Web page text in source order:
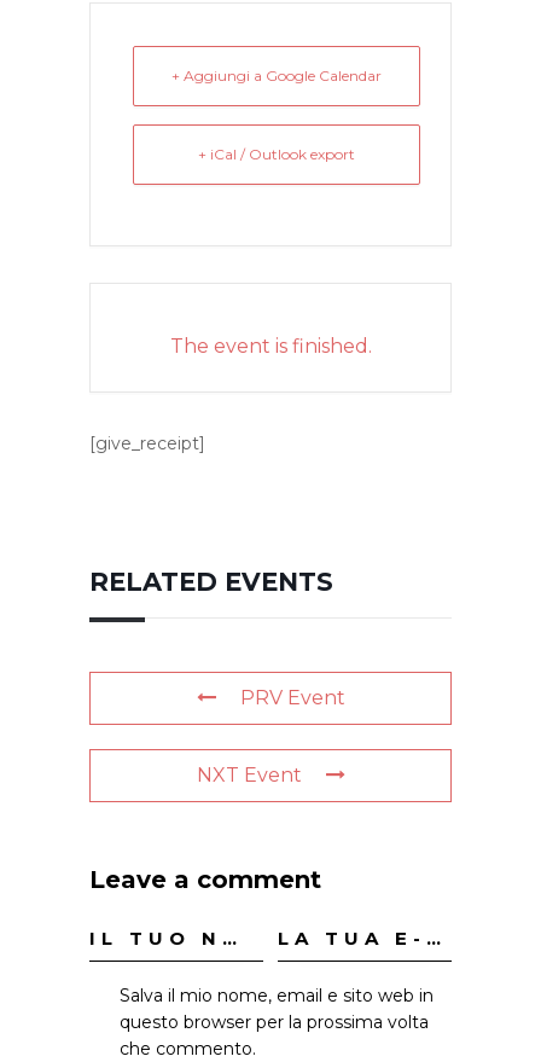
+ Aggiungi a Google Calendar
+ iCal / Outlook export
The event is finished.
[give_receipt]
RELATED EVENTS
PRV Event
NXT Event
Leave a comment
Salva il mio nome, email e sito web in
questo browser per la prossima volta
che commento.